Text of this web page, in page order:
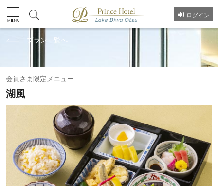
ログイン
プラン一覧へ
会員さま限定メニュー
湖風